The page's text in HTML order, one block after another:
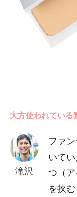
大方使われている
滝沢
ファ
いて
つ（
を挟